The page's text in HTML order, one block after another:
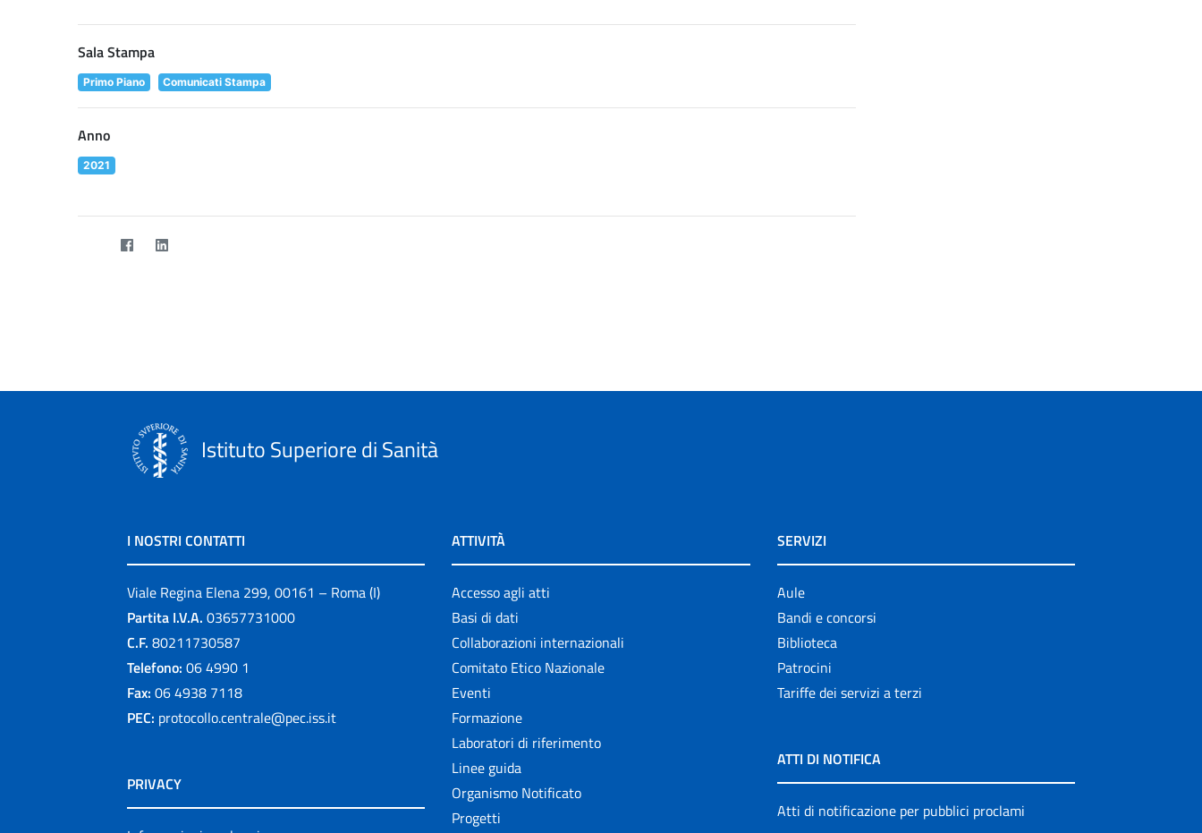
Sala Stampa
Primo Piano Comunicati Stampa
Anno
2021
Istituto Superiore di Sanità
I NOSTRI CONTATTI
Viale Regina Elena 299, 00161 – Roma (I)
Partita I.V.A. 03657731000
C.F. 80211730587
Telefono: 06 4990 1
Fax: 06 4938 7118
PEC: protocollo.centrale@pec.iss.it
PRIVACY
ATTIVITÀ
Accesso agli atti
Basi di dati
Collaborazioni internazionali
Comitato Etico Nazionale
Eventi
Formazione
Laboratori di riferimento
Linee guida
Organismo Notificato
Progetti
SERVIZI
Aule
Bandi e concorsi
Biblioteca
Patrocini
Tariffe dei servizi a terzi
ATTI DI NOTIFICA
Atti di notificazione per pubblici proclami